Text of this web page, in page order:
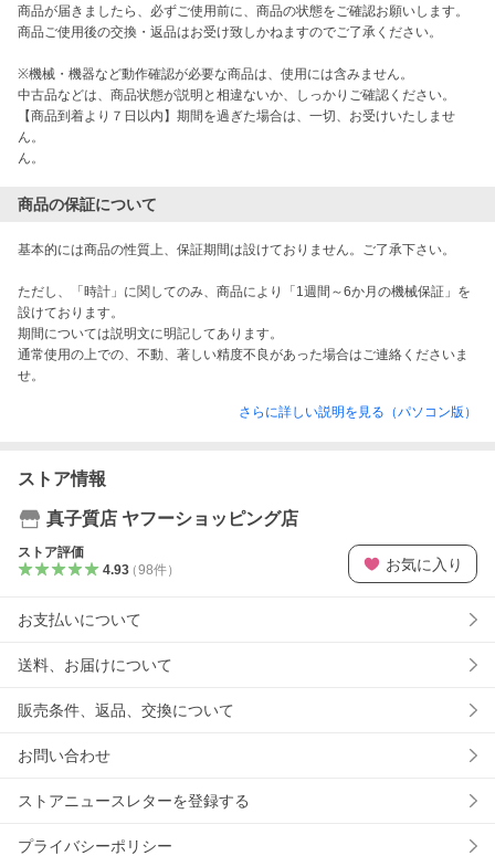
商品が届きましたら、必ずご使用前に、商品の状態をご確認お願いします。
商品ご使用後の交換・返品はお受け致しかねますのでご了承ください。
※機械・機器など動作確認が必要な商品は、使用には含みません。
中古品などは、商品状態が説明と相違ないか、しっかりご確認ください。
【商品到着より７日以内】期間を過ぎた場合は、一切、お受けいたしませ
ん。
ん。
商品の保証について
基本的には商品の性質上、保証期間は設けておりません。ご了承下さい。
ただし、「時計」に関してのみ、商品により「1週間～6か月の機械保証」を
設けております。
期間については説明文に明記してあります。
通常使用の上での、不動、著しい精度不良があった場合はご連絡くださいま
せ。
さらに詳しい説明を見る（パソコン版）
ストア情報
真子質店 ヤフーショッピング店
ストア評価
4.93（98件） お気に入り
お支払いについて
送料、お届けについて
販売条件、返品、交換について
お問い合わせ
ストアニュースレターを登録する
プライバシーポリシー